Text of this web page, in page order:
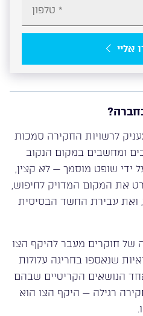
אליי
לרשויות החקירה סמכות
ומחשבים במקום הנקוב
ידי שופט מוסמך — לא קצין,
את המקום המדויק לחיפוש,
ואת עבירת החשד הבסיסית
של חוקרים מעבר להיקף הצו
שנאספו בחריגה עלולות
הנושאים הקריטיים שבהם
רגילה — היקף הצו הוא